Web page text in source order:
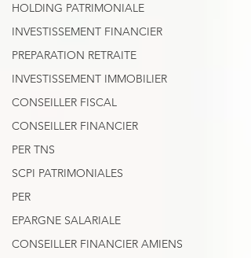
HOLDING PATRIMONIALE
INVESTISSEMENT FINANCIER
PREPARATION RETRAITE
INVESTISSEMENT IMMOBILIER
CONSEILLER FISCAL
CONSEILLER FINANCIER
PER TNS
SCPI PATRIMONIALES
PER
EPARGNE SALARIALE
CONSEILLER FINANCIER AMIENS